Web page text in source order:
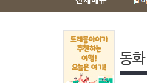
동화